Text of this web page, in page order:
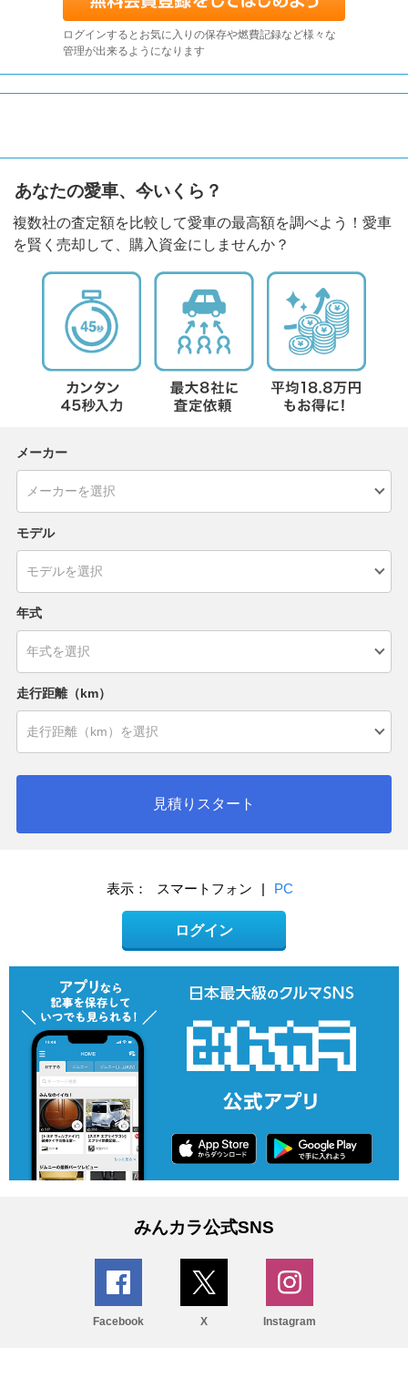
ログインするとお気に入りの保存や燃費記録など様々な
管理が出来るようになります
あなたの愛車、今いくら？
複数社の査定額を比較して愛車の最高額を調べよう！愛車
を賢く売却して、購入資金にしませんか？
メーカー
モデル
年式
走行距離（km）
見積りスタート
表示： スマートフォン | PC
ログイン
みんカラ公式SNS
Facebook X Instagram